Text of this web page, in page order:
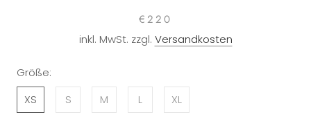
€220
inkl. MwSt. zzgl. Versandkosten
Größe:
XS
S M L XL